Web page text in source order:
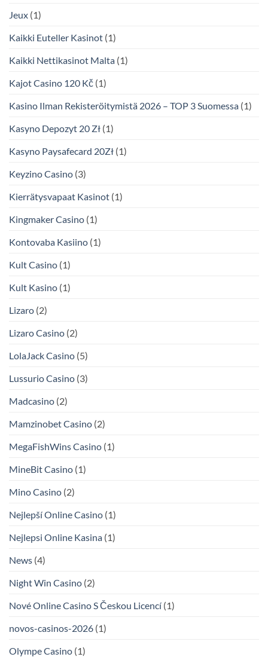
Jeux (1)
Kaikki Euteller Kasinot (1)
Kaikki Nettikasinot Malta (1)
Kajot Casino 120 Kč (1)
Kasino Ilman Rekisteröitymistä 2026 – TOP 3 Suomessa (1)
Kasyno Depozyt 20 Zł (1)
Kasyno Paysafecard 20Zł (1)
Keyzino Casino (3)
Kierrätysvapaat Kasinot (1)
Kingmaker Casino (1)
Kontovaba Kasiino (1)
Kult Casino (1)
Kult Kasino (1)
Lizaro (2)
Lizaro Casino (2)
LolaJack Casino (5)
Lussurio Casino (3)
Madcasino (2)
Mamzinobet Casino (2)
MegaFishWins Casino (1)
MineBit Casino (1)
Mino Casino (2)
Nejlepší Online Casino (1)
Nejlepsi Online Kasina (1)
News (4)
Night Win Casino (2)
Nové Online Casino S Českou Licencí (1)
novos-casinos-2026 (1)
Olympe Casino (1)